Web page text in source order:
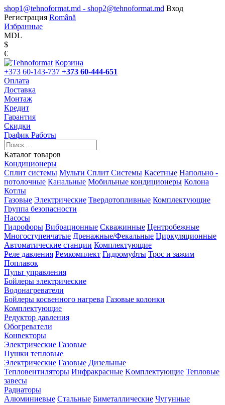
shop1@tehnoformat.md - shop2@tehnoformat.md Вход
Регистрация Română
Избранные
MDL
$
€
Корзина
+373 60-143-737 +373 60-444-651
Оплата
Доставка
Монтаж
Кредит
Гарантия
Скидки
График Работы
Каталог товаров
Кондиционеры
Сплит системы Мульти Сплит Системы Касетные Напольно -
потолочные Канальные Мобильные кондиционеры Колона
Котлы
Газовые Электрические Твердотопливные Комплектующие
Группа безопасности
Насосы
Гидрофоры Вибрационные Скважинные Центробежные
Многоступенчатые Дренажные/Фекальные Циркуляционные
Автоматические станции Комплектующие
Реле давления Ремкомплект Гидромуфты Трос и зажим
Поплавок
Пульт управления
Бойлеры электрические
Водонагреватели
Бойлеры косвенного нагрева Газовые колонки
Комплектующие
Редуктор давления
Обогреватели
Конвекторы
Электрические Газовые
Пушки тепловые
Электрические Газовые Дизельные
Тепловентиляторы Инфракрасные Kомплектующие Тепловые
завесы
Радиаторы
Алюминиевые Стальные Биметаллические Чугунные